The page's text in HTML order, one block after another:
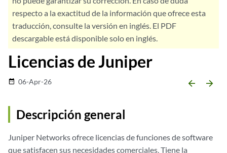
respecto a la exactitud de la información que ofrece esta
traducción, consulte la versión en inglés. El PDF
descargable está disponible solo en inglés.
Licencias de Juniper
date_range 06-Apr-26 arrow_backward arrow_forward
Descripción general
Juniper Networks ofrece licencias de funciones de software
que satisfacen sus necesidades comerciales. Tiene la